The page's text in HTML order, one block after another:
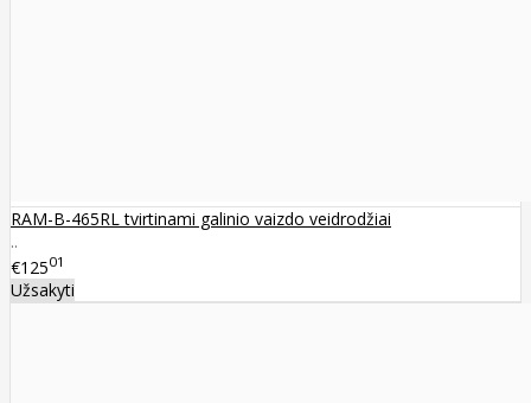
RAM-B-465RL tvirtinami galinio vaizdo veidrodžiai
..
€12501
Užsakyti